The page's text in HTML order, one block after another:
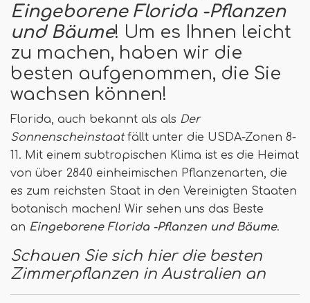
Eingeborene Florida -Pflanzen
und Bäume! Um es Ihnen leicht
zu machen, haben wir die
besten aufgenommen, die Sie
wachsen können!
Florida, auch bekannt als als Der
Sonnenscheinstaatfällt unter die USDA-Zonen 8-
11. Mit einem subtropischen Klima ist es die Heimat
von über 2840 einheimischen Pflanzenarten, die
es zum reichsten Staat in den Vereinigten Staaten
botanisch machen! Wir sehen uns das Beste
an Eingeborene Florida -Pflanzen und Bäume.
Schauen Sie sich hier die besten
Zimmerpflanzen in Australien an